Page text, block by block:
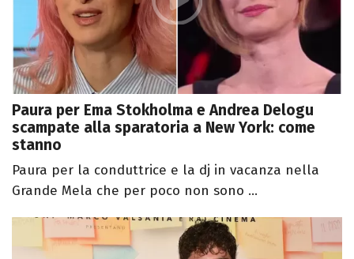
Paura per Ema Stokholma e Andrea Delogu
scampate alla sparatoria a New York: come
stanno
Paura per la conduttrice e la dj in vacanza nella
Grande Mela che per poco non sono ...